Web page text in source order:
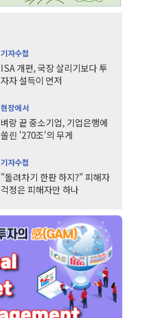
기자수첩
ISA 개편, 국장 살리기보다 투
자자 설득이 먼저
현장에서
벼랑 끝 중소기업, 기업은행에
쏠린 '270조'의 무게
기자수첩
"돌려차기 한판 하지?" 피해자
걱정은 피해자만 하나